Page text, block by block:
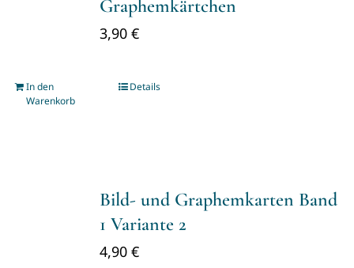
Graphemkärtchen
3,90 €
In den
Warenkorb
Details
Bild- und Graphemkarten Band
1 Variante 2
4,90 €